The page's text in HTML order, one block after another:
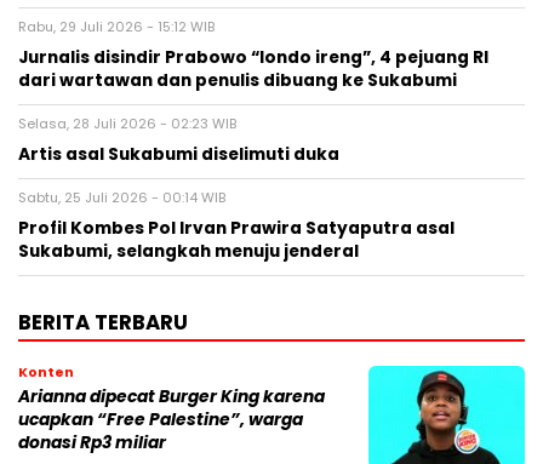
Rabu, 29 Juli 2026 - 15:12 WIB
Jurnalis disindir Prabowo “londo ireng”, 4 pejuang RI
dari wartawan dan penulis dibuang ke Sukabumi
Selasa, 28 Juli 2026 - 02:23 WIB
Artis asal Sukabumi diselimuti duka
Sabtu, 25 Juli 2026 - 00:14 WIB
Profil Kombes Pol Irvan Prawira Satyaputra asal
Sukabumi, selangkah menuju jenderal
BERITA TERBARU
Konten
Arianna dipecat Burger King karena
ucapkan “Free Palestine”, warga
donasi Rp3 miliar